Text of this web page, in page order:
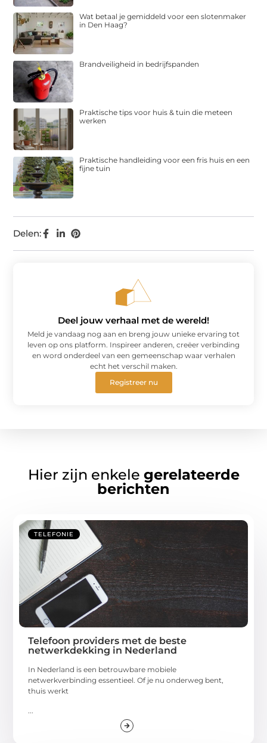
Delen:
Wat betaal je gemiddeld voor een slotenmaker
in Den Haag?
Brandveiligheid in bedrijfspanden
Praktische tips voor huis & tuin die meteen
werken
Praktische handleiding voor een fris huis en een
fijne tuin
Deel jouw verhaal met de wereld!
Meld je vandaag nog aan en breng jouw unieke ervaring tot
leven op ons platform. Inspireer anderen, creëer verbinding
en word onderdeel van een gemeenschap waar verhalen
echt het verschil maken.
Registreer nu
Hier zijn enkele gerelateerde
berichten
TELEFONIE
Telefoon providers met de beste
netwerkdekking in Nederland
In Nederland is een betrouwbare mobiele
netwerkverbinding essentieel. Of je nu onderweg bent,
thuis werkt